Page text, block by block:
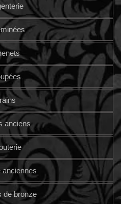
anciens
anciennes
de bronze